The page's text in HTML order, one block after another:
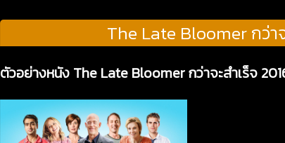
The Late Bloomer กว่า
ตัวอย่างหนัง The Late Bloomer กว่าจะสำเร็จ